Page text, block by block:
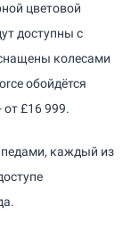
цветовой
доступны с
колесами
обойдётся
от £16 999.
каждый из